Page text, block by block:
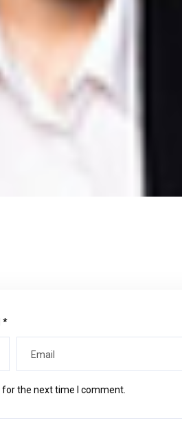
*
the next time I comment.